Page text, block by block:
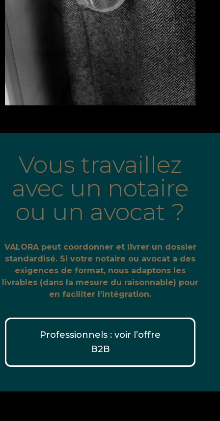
Vous travaillez
avec un notaire
ou un avocat ?
VALORA peut coordonner et livrer un dossier
standardisé. Si votre notaire ou avocat a des
exigences de format, nous adaptons les
livrables (dans la mesure du raisonnable) pour
en faciliter l’intégration.
Professionnels : voir l’offre
B2B